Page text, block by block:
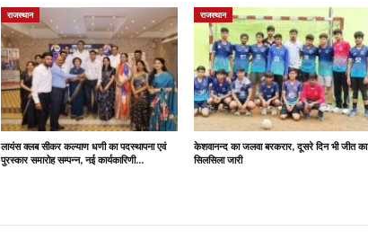
राजस्थान
लायंस क्लब सीकर कल्याण धणी का पदस्थापना एवं
पुरस्कार समारोह सम्पन्न, नई कार्यकारिणी…
राजस्थान
केशवानन्द का जलवा बरकरार, दूसरे दिन भी जीत का
सिलसिला जारी